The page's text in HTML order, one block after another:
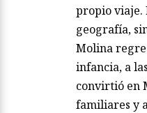
propio viaje.
geografía,
Molina
infancia, a
convirtió en
familiares y